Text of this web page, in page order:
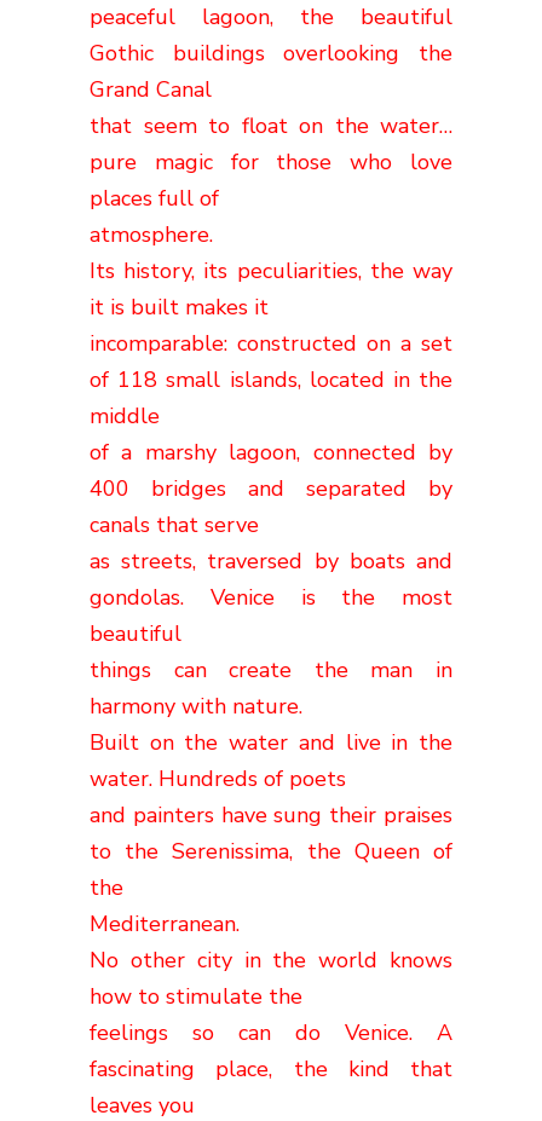
peaceful lagoon, the beautiful
Gothic buildings overlooking the
Grand Canal
that seem to float on the water…
pure magic for those who love
places full of
atmosphere.
Its history, its peculiarities, the way
it is built makes it
incomparable: constructed on a set
of 118 small islands, located in the
middle
of a marshy lagoon, connected by
400 bridges and separated by
canals that serve
as streets, traversed by boats and
gondolas. Venice is the most
beautiful
things can create the man in
harmony with nature.
Built on the water and live in the
water. Hundreds of poets
and painters have sung their praises
to the Serenissima, the Queen of
the
Mediterranean.
No other city in the world knows
how to stimulate the
feelings so can do Venice. A
fascinating place, the kind that
leaves you